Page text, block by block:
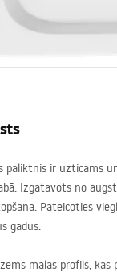
dušas
paliktnis ir uzticams
Izgatavots no
Pateicoties
gadus.
malas profils,